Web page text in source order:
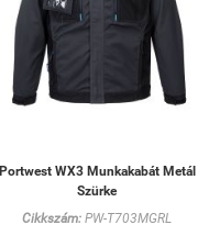
Portwest WX3 Munkakabát Metál
Szürke
Cikkszám: PW-T703MGRL